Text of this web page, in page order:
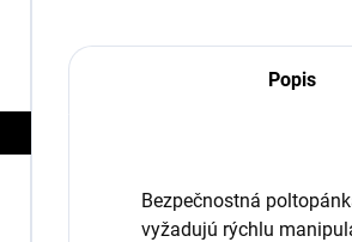
Popis
Bezpečnostná
vyžadujú rýchlu